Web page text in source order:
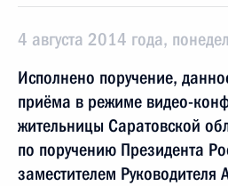
4 августа 2014 года,
Исполнено поручение,
приёма в режиме видео-
жительницы Саратовской
по поручению Президента
заместителем Руководителя